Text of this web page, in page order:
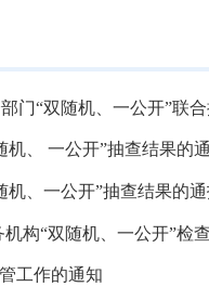
门“双随机、一公开”联
机、 一公开”抽查结果的
机、一公开”抽查结果的
构“双随机、一公开”检
工作的通知